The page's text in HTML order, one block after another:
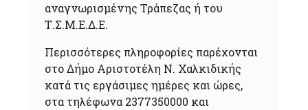
αναγνωρισμένης Τράπεζας ή του
Τ.Σ.Μ.Ε.Δ.Ε.
Περισσότερες πληροφορίες παρέχονται
στο Δήμο Αριστοτέλη Ν. Χαλκιδικής
κατά τις εργάσιμες ημέρες και ώρες,
στα τηλέφωνα 2377350000 και